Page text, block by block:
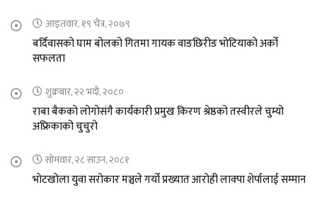
आइतवार, १९ चैत्र, २०७९
बर्दिवासको घाम बोलको गितमा गायक वाङछिरीङ भोटियाको अर्को
सफलता
शुक्रबार, २२ भदौ, २०८०
राबा बैकको लोगोसंगै कार्यकारी प्रमुख किरण श्रेष्ठको तस्वीरले चुम्यो
अफ्रिकाको चुचुरो
सोमवार, २८ साउन, २०८१
भोटखोला युवा सरोकार मञ्चले गर्यो प्रख्यात आरोही लाक्पा शेर्पालाई सम्मान